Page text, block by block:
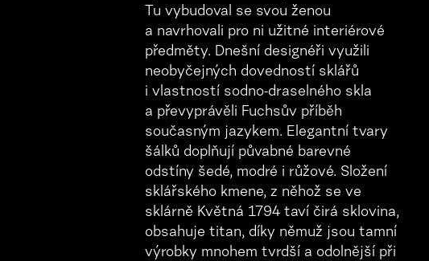
Tu vybudoval se svou ženou
a navrhovali pro ni užitné interiérové
předměty. Dnešní designéři využili
neobyčejných dovedností sklářů
i vlastností sodno-draselného skla
a převyprávěli Fuchsův příběh
současným jazykem. Elegantní tvary
šálků doplňují půvabné barevné
odstíny šedé, modré i růžové. Složení
sklářského kmene, z něhož se ve
sklárně Květná 1794 taví čirá sklovina,
obsahuje titan, díky němuž jsou tamní
výrobky mnohem tvrdší a odolnější při